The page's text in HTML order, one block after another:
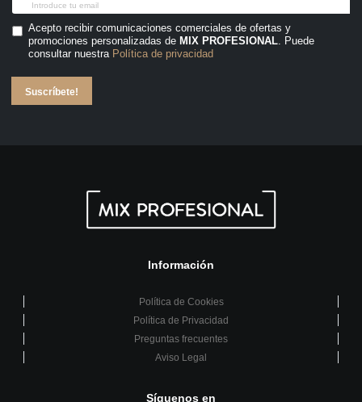
Acepto recibir comunicaciones comerciales de ofertas y
promociones personalizadas de MIX PROFESIONAL. Puede
consultar nuestra Política de privacidad
Suscríbete!
Información
Política de Cookies
Política de Privacidad
Preguntas frecuentes
Aviso Legal
Síguenos en